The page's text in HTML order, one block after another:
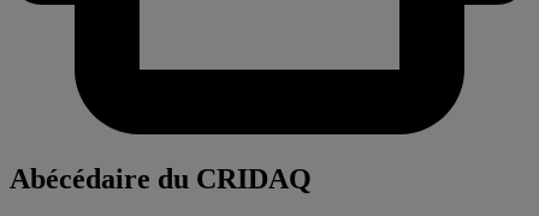
Abécédaire du CRIDAQ